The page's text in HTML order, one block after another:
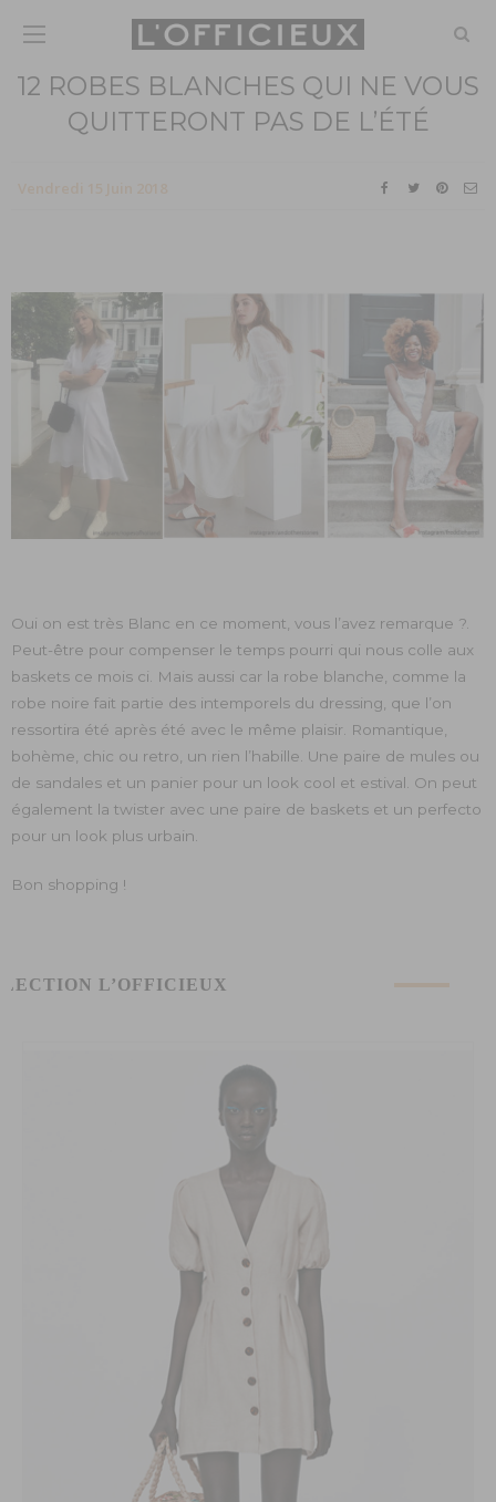
12 ROBES BLANCHES QUI NE VOUS
QUITTERONT PAS DE L’ÉTÉ
Oui on est très Blanc en ce moment, vous l’avez remarque ?.
Peut-être pour compenser le temps pourri qui nous colle aux
baskets ce mois ci. Mais aussi car la robe blanche, comme la
robe noire fait partie des intemporels du dressing, que l’on
ressortira été après été avec le même plaisir. Romantique,
bohème, chic ou retro, un rien l’habille. Une paire de mules ou
de sandales et un panier pour un look cool et estival. On peut
également la twister avec une paire de baskets et un perfecto
pour un look plus urbain.
Bon shopping !
L’OFFICIEUX